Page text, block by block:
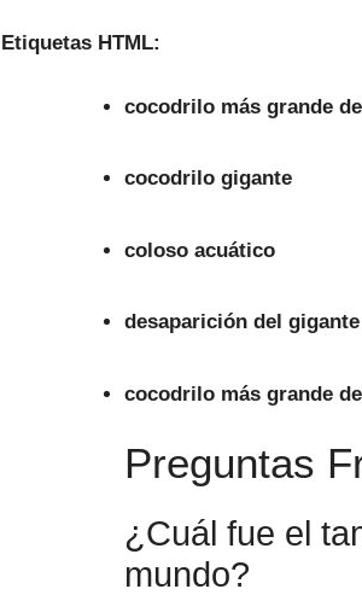
Etiquetas HTML:
cocodrilo más grande
cocodrilo gigante
coloso acuático
desaparición del
cocodrilo más grande
Preguntas
¿Cuál fue el
mundo?